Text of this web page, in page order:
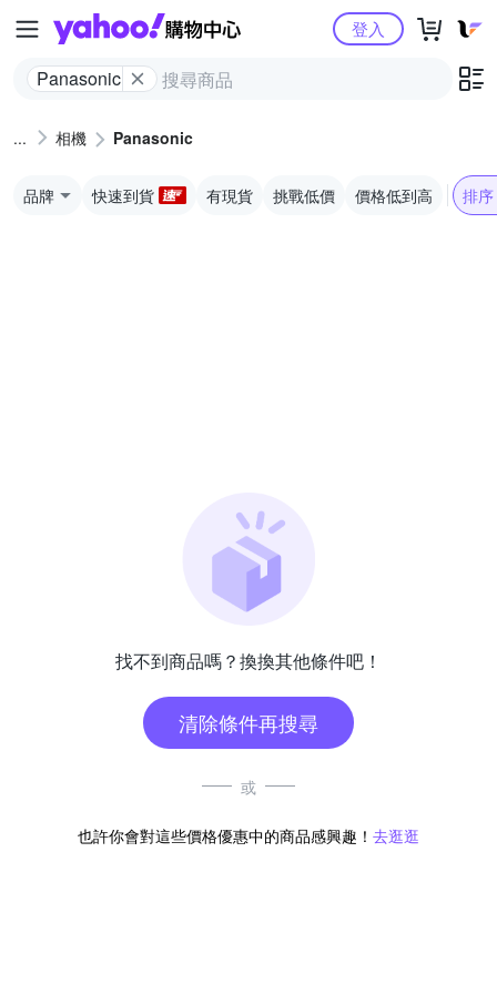
Yahoo購物中心
Panasonic
登入
相機 Panasonic
品牌 快速到貨 有現貨 挑戰低價 價格低到高 排序
找不到商品嗎？換換其他條件吧！
清除條件再搜尋
或
也許你會對這些價格優惠中的商品感興趣！ 去逛逛